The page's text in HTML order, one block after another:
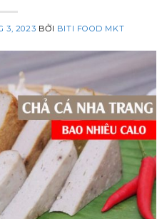
3, 2023 BỞI BITI FOOD MKT